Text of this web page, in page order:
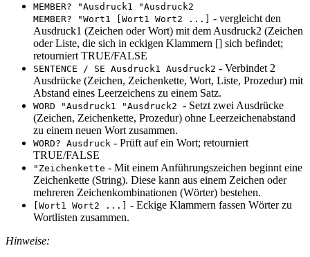
MEMBER? "Ausdruck1 "Ausdruck2
MEMBER? "Wort1 [Wort1 Wort2 ...]
- vergleicht den
Ausdruck1 (Zeichen oder Wort) mit dem Ausdruck2 (Zeichen
oder Liste, die sich in eckigen Klammern [] sich befindet;
retourniert TRUE/FALSE
SENTENCE / SE Ausdruck1 Ausdruck2 - Verbindet 2
Ausdrücke (Zeichen, Zeichenkette, Wort, Liste, Prozedur) mit
Abstand eines Leerzeichens zu einem Satz.
WORD "Ausdruck1 "Ausdruck2 - Setzt zwei Ausdrücke
(Zeichen, Zeichenkette, Prozedur) ohne Leerzeichenabstand
zu einem neuen Wort zusammen.
WORD? Ausdruck - Prüft auf ein Wort; retourniert
TRUE/FALSE
"Zeichenkette - Mit einem Anführungszeichen beginnt eine
Zeichenkette (String). Diese kann aus einem Zeichen oder
mehreren Zeichenkombinationen (Wörter) bestehen.
[Wort1 Wort2 ...]
- Eckige Klammern fassen Wörter zu
Wortlisten zusammen.
Hinweise: